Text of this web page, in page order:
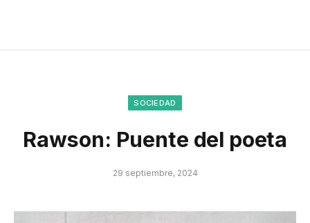
SOCIEDAD
Rawson: Puente del poeta
29 septiembre, 2024